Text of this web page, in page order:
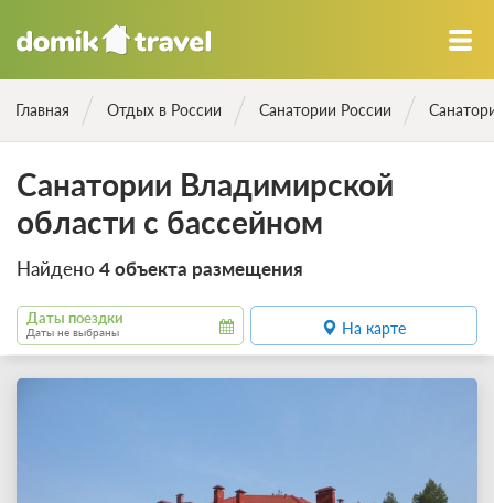
Главная Отдых в России Санатории России
Санатории Владимирской
области с бассейном
Найдено 4 объекта размещения
Даты поездки
Даты не выбраны На карте